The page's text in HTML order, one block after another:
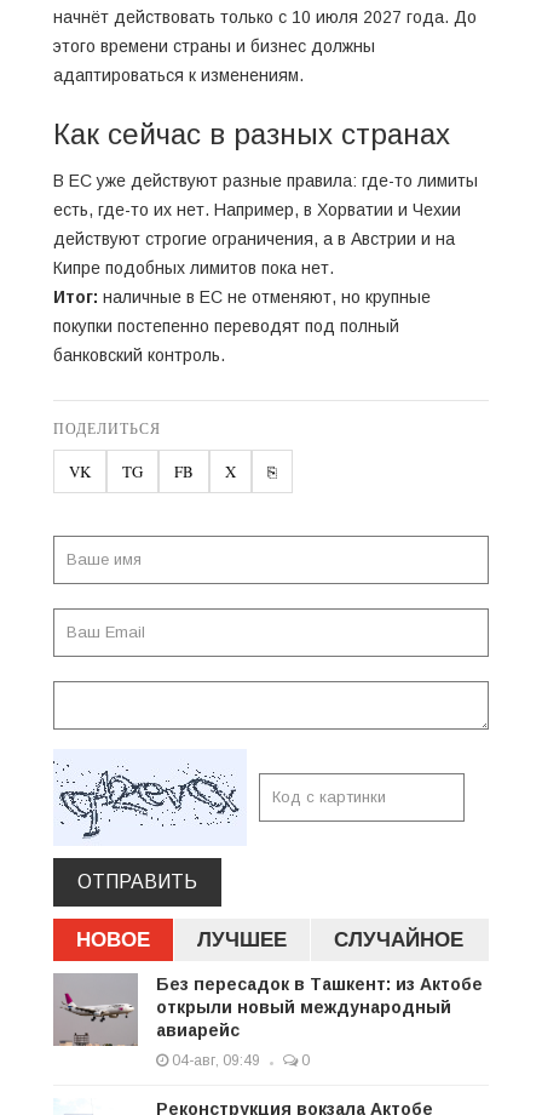
начнёт действовать только с 10 июля 2027 года. До
этого времени страны и бизнес должны
адаптироваться к изменениям.
Как сейчас в разных странах
В ЕС уже действуют разные правила: где-то лимиты
есть, где-то их нет. Например, в Хорватии и Чехии
действуют строгие ограничения, а в Австрии и на
Кипре подобных лимитов пока нет.
Итог: наличные в ЕС не отменяют, но крупные
покупки постепенно переводят под полный
банковский контроль.
ПОДЕЛИТЬСЯ
VK TG FB X ⎘
ОТПРАВИТЬ
НОВОЕ ЛУЧШЕЕ СЛУЧАЙНОЕ
Без пересадок в Ташкент: из Актобе
открыли новый международный
авиарейс
04-авг, 09:49 0
Реконструкция вокзала Актобе